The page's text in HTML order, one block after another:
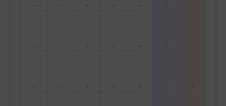
- - - - - - -
- - - - - - -
- - - - - - -